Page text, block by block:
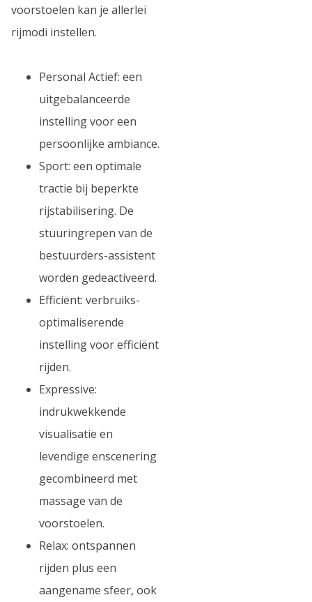
voorstoelen kan je allerlei
rijmodi instellen.
Personal Actief: een
uitgebalanceerde
instelling voor een
persoonlijke ambiance.
Sport: een optimale
tractie bij beperkte
rijstabilisering. De
stuuringrepen van de
bestuurders-assistent
worden gedeactiveerd.
Efficiënt: verbruiks-
optimaliserende
instelling voor efficiënt
rijden.
Expressive:
indrukwekkende
visualisatie en
levendige enscenering
gecombineerd met
massage van de
voorstoelen.
Relax: ontspannen
rijden plus een
aangename sfeer, ook